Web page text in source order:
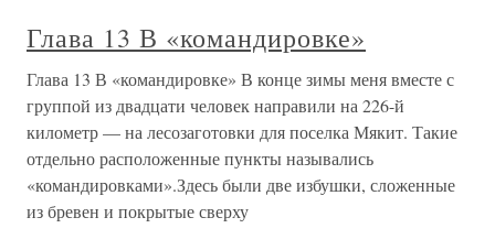
Глава 13 В «командировке»
Глава 13 В «командировке» В конце зимы меня вместе с
группой из двадцати человек направили на 226-й
километр — на лесозаготовки для поселка Мякит. Такие
отдельно расположенные пункты назывались
«командировками».Здесь были две избушки, сложенные
из бревен и покрытые сверху